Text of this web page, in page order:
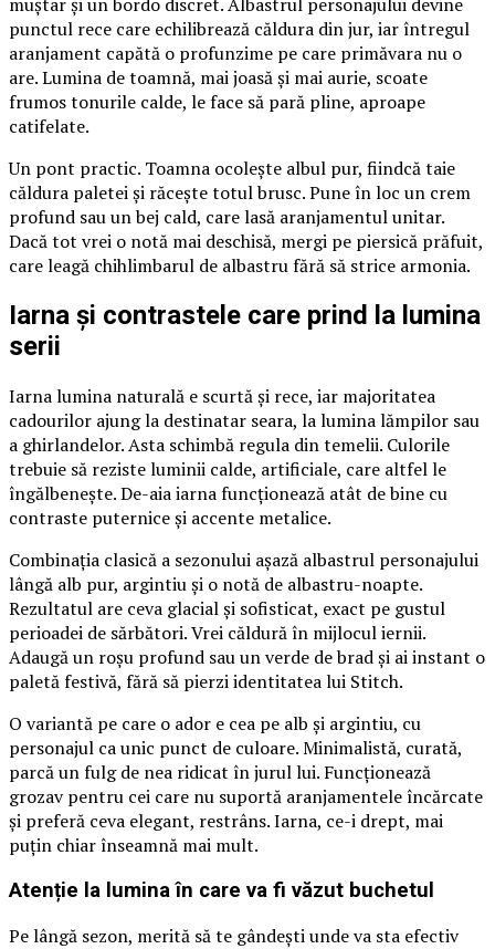
punctul rece care echilibrează căldura din jur, iar întregul
aranjament capătă o profunzime pe care primăvara nu o
are. Lumina de toamnă, mai joasă și mai aurie, scoate
frumos tonurile calde, le face să pară pline, aproape
catifelate.
Un pont practic. Toamna ocolește albul pur, fiindcă taie
căldura paletei și răcește totul brusc. Pune în loc un crem
profund sau un bej cald, care lasă aranjamentul unitar.
Dacă tot vrei o notă mai deschisă, mergi pe piersică prăfuit,
care leagă chihlimbarul de albastru fără să strice armonia.
Iarna și contrastele care prind la lumina
serii
Iarna lumina naturală e scurtă și rece, iar majoritatea
cadourilor ajung la destinatar seara, la lumina lămpilor sau
a ghirlandelor. Asta schimbă regula din temelii. Culorile
trebuie să reziste luminii calde, artificiale, care altfel le
îngălbenește. De-aia iarna funcționează atât de bine cu
contraste puternice și accente metalice.
Combinația clasică a sezonului așază albastrul personajului
lângă alb pur, argintiu și o notă de albastru-noapte.
Rezultatul are ceva glacial și sofisticat, exact pe gustul
perioadei de sărbători. Vrei căldură în mijlocul iernii.
Adaugă un roșu profund sau un verde de brad și ai instant o
paletă festivă, fără să pierzi identitatea lui Stitch.
O variantă pe care o ador e cea pe alb și argintiu, cu
personajul ca unic punct de culoare. Minimalistă, curată,
parcă un fulg de nea ridicat în jurul lui. Funcționează
grozav pentru cei care nu suportă aranjamentele încărcate
și preferă ceva elegant, restrâns. Iarna, ce-i drept, mai
puțin chiar înseamnă mai mult.
Atenție la lumina în care va fi văzut buchetul
Pe lângă sezon, merită să te gândești unde va sta efectiv